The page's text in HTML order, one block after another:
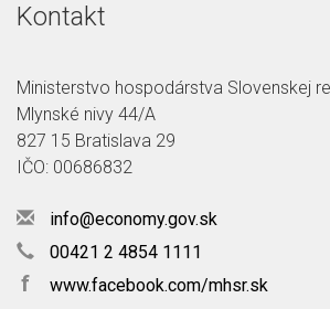
Kontakt
Ministerstvo hospodárstva Slovenskej
Mlynské nivy 44/A
827 15 Bratislava 29
IČO: 00686832
info@economy.gov.sk
00421 2 4854 1111
f www.facebook.com/mhsr.sk